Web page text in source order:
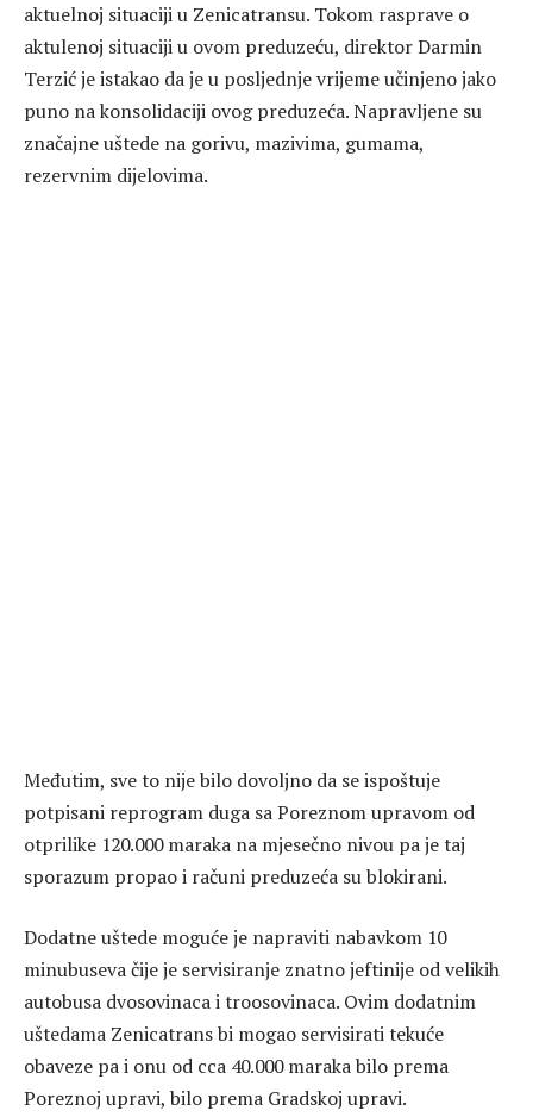
aktuelnoj situaciji u Zenicatransu. Tokom rasprave o
aktulenoj situaciji u ovom preduzeću, direktor Darmin
Terzić je istakao da je u posljednje vrijeme učinjeno jako
puno na konsolidaciji ovog preduzeća. Napravljene su
značajne uštede na gorivu, mazivima, gumama,
rezervnim dijelovima.
Međutim, sve to nije bilo dovoljno da se ispoštuje
potpisani reprogram duga sa Poreznom upravom od
otprilike 120.000 maraka na mjesečno nivou pa je taj
sporazum propao i računi preduzeća su blokirani.
Dodatne uštede moguće je napraviti nabavkom 10
minubuseva čije je servisiranje znatno jeftinije od velikih
autobusa dvosovinaca i troosovinaca. Ovim dodatnim
uštedama Zenicatrans bi mogao servisirati tekuće
obaveze pa i onu od cca 40.000 maraka bilo prema
Poreznoj upravi, bilo prema Gradskoj upravi.